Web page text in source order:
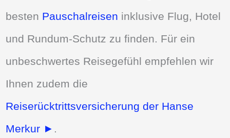
besten Pauschalreisen inklusive Flug, Hotel
und Rundum-Schutz zu finden. Für ein
unbeschwertes Reisegefühl empfehlen wir
Ihnen zudem die
Reiserücktrittsversicherung der Hanse
Merkur ► .